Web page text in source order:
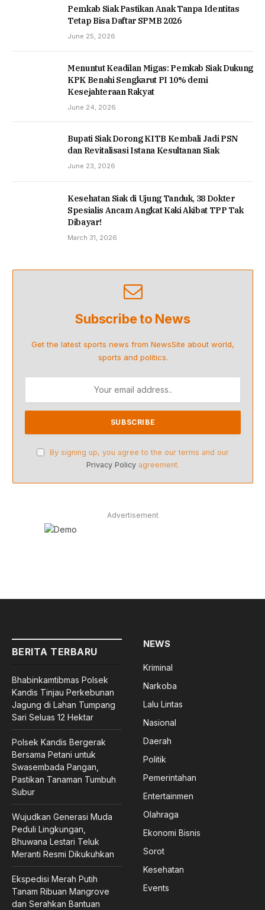
Pemkab Siak Pastikan Anak Tanpa Identitas
Tetap Bisa Daftar SPMB 2026
June 25, 2026
Menuntut Keadilan Migas: Pemkab Siak Dukung
KPK Benahi Sengkarut PI 10% demi
Kesejahteraan Rakyat
June 24, 2026
Bupati Siak Dorong KITB Kembali Jadi PSN
dan Revitalisasi Istana Kesultanan Siak
June 23, 2026
Kesehatan Siak di Ujung Tanduk, 38 Dokter
Spesialis Ancam Angkat Kaki Akibat TPP Tak
Dibayar!
March 31, 2026
Subscribe to News
Get the latest sports news from NewsSite about world,
sports and politics.
By signing up, you agree to the our terms and our
Privacy Policy agreement.
Advertisement
BERITA TERBARU
Bhabinkamtibmas Polsek
Kandis Tinjau Perkebunan
Jagung di Lahan Tumpang
Sari Seluas 12 Hektar
Polsek Kandis Bergerak
Bersama Petani untuk
Swasembada Pangan,
Pastikan Tanaman Tumbuh
Subur
Wujudkan Generasi Muda
Peduli Lingkungan,
Bhuwana Lestari Teluk
Meranti Resmi Dikukuhkan
Ekspedisi Merah Putih
Tanam Ribuan Mangrove
dan Serahkan Bantuan
NEWS
Kriminal
Narkoba
Lalu Lintas
Nasional
Daerah
Politik
Pemerintahan
Entertainmen
Olahraga
Ekonomi Bisnis
Sorot
Kesehatan
Events